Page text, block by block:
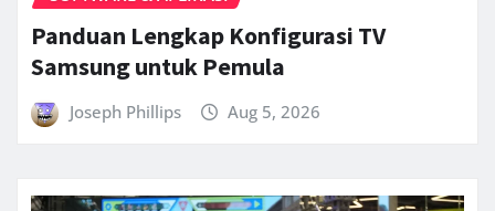
Panduan Lengkap Konfigurasi TV
Samsung untuk Pemula
Joseph Phillips Aug 5, 2026